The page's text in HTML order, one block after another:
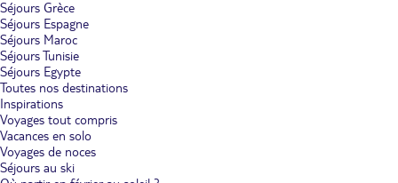
Séjours Grèce
Séjours Espagne
Séjours Maroc
Séjours Tunisie
Séjours Egypte
Toutes nos destinations
Inspirations
Voyages tout compris
Vacances en solo
Voyages de noces
Séjours au ski